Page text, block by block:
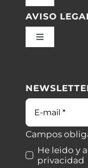
Inicio
Blog
Contacto
AVISO
Toggle
Condiciones de
Ley de cookies
Desistimiento
Correo
electrónico
Campos
He leido y
privacidad